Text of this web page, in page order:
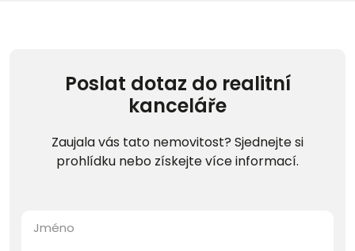
Poslat dotaz do realitní
kanceláře
Zaujala vás tato nemovitost? Sjednejte si
prohlídku nebo získejte více informací.
Jméno